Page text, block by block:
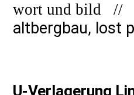
wort und bild //
altbergbau, lost
U-Verlagerung